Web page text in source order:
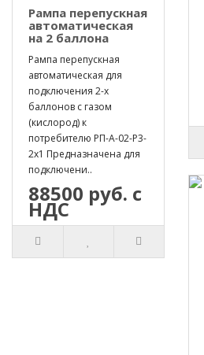
Рампа перепускная
автоматическая
на 2 баллона
Рампа перепускная
автоматическая для
подключения 2-х
баллонов с газом
(кислород) к
потребителю РП-А-02-Р3-
2х1 Предназначена для
подключени..
88500 руб. с
НДС